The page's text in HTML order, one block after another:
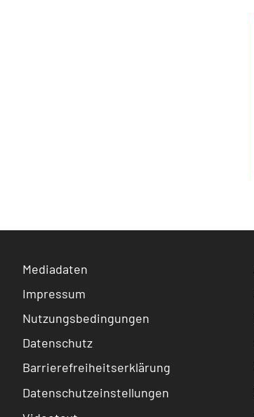
Mediadaten
Impressum
Nutzungsbedingungen
Datenschutz
Barrierefreiheitserklärung
Datenschutzeinstellungen